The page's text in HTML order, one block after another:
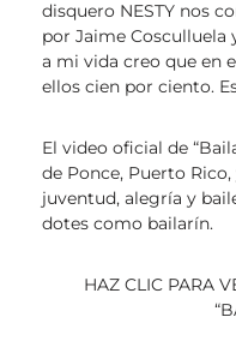
disquero NESTY nos
por Jaime Cosculluela
a mi vida creo que en
ellos cien por ciento.
El video oficial de
de Ponce, Puerto
juventud, alegría y
dotes como bailarín.
HAZ CLIC PARA